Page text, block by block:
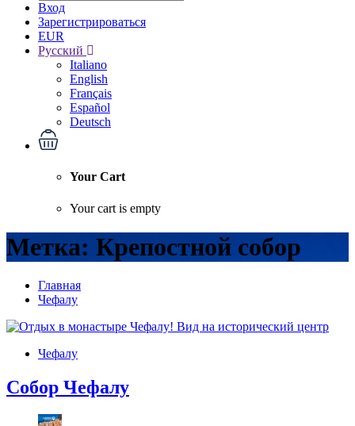
Вход
Зарегистрироваться
EUR
Русский
Italiano
English
Français
Español
Deutsch
Your Cart
Your cart is empty
Метка: Крепостной собор
Главная
Чефалу
Чефалу
Собор Чефалу